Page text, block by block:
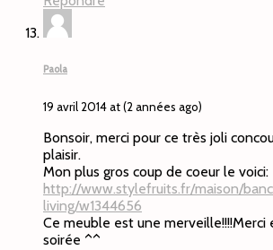
Paola
19 avril 2014 at (2 années ago)
Bonsoir, merci pour ce très joli
plaisir.
Mon plus gros coup de coeur le voici:
http://www.stylefruits.fr/maison/
living/w1344656
Ce meuble est une
soirée ^^